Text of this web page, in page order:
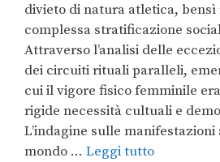
divieto di natura atletica,
complessa stratificazione
Attraverso l’analisi delle
dei circuiti rituali paralleli,
cui il vigore fisico femminile
rigide necessità cultuali e
L’indagine sulle
mondo … Leggi tutto